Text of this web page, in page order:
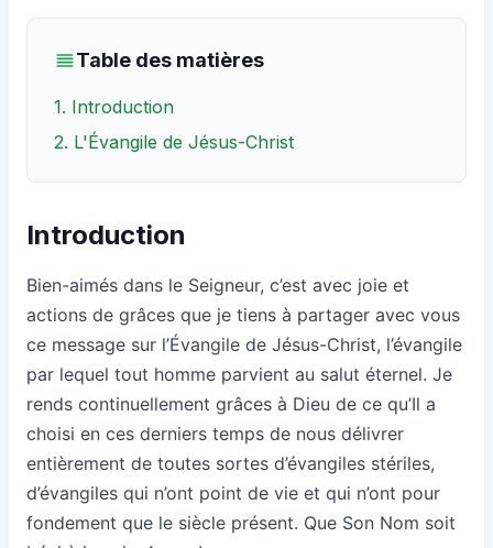
Table des matières
1. Introduction
2. L'Évangile de Jésus-Christ
Introduction
Bien-aimés dans le Seigneur, c’est avec joie et
actions de grâces que je tiens à partager avec vous
ce message sur l’Évangile de Jésus-Christ, l’évangile
par lequel tout homme parvient au salut éternel. Je
rends continuellement grâces à Dieu de ce qu’Il a
choisi en ces derniers temps de nous délivrer
entièrement de toutes sortes d’évangiles stériles,
d’évangiles qui n’ont point de vie et qui n’ont pour
fondement que le siècle présent. Que Son Nom soit